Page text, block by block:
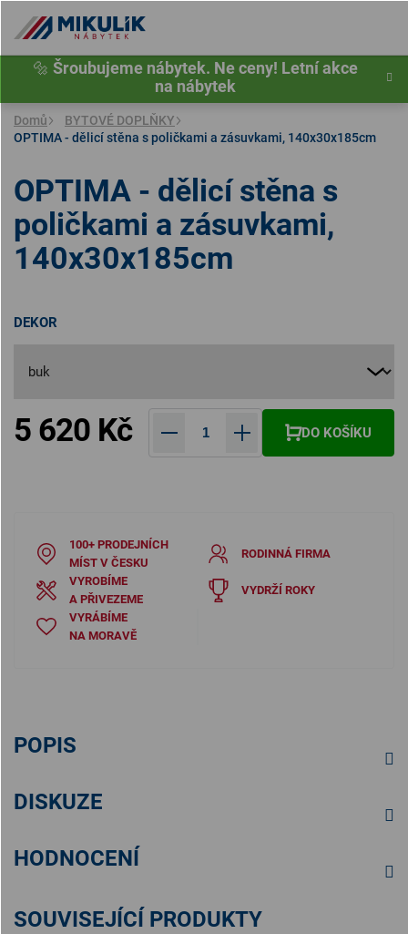
obsah
🔩 Šroubujeme nábytek. Ne ceny! Letní akce
na nábytek
Domů
BYTOVÉ DOPLŇKY
OPTIMA - dělicí stěna s poličkami a zásuvkami, 140x30x185cm
DEKOR
5 620 Kč DO KOŠÍKU
OPTIMA - dělicí stěna s
poličkami a zásuvkami,
140x30x185cm
100+ PRODEJNÍCH
MÍST V ČESKU
RODINNÁ FIRMA
VYROBÍME
A PŘIVEZEME
VYDRŽÍ ROKY
VYRÁBÍME
NA MORAVĚ
POPIS
DISKUZE
HODNOCENÍ
SOUVISEJÍCÍ PRODUKTY